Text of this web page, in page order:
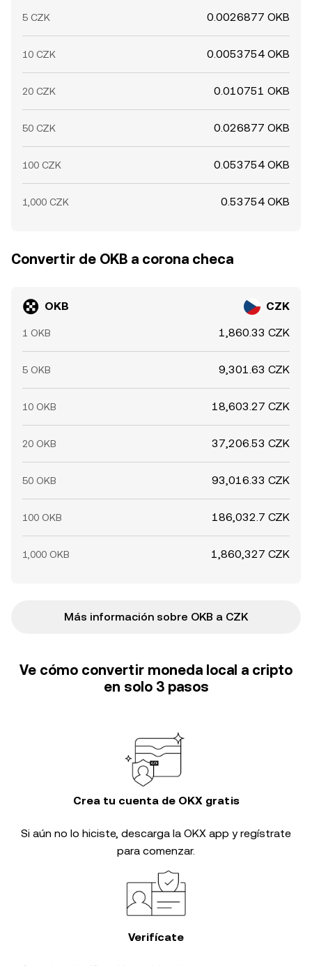
5 CZK 0.0026877 OKB
10 CZK 0.0053754 OKB
20 CZK 0.010751 OKB
50 CZK 0.026877 OKB
100 CZK 0.053754 OKB
1,000 CZK 0.53754 OKB
Convertir de OKB a corona checa
OKB CZK
1 OKB 1,860.33 CZK
5 OKB 9,301.63 CZK
10 OKB 18,603.27 CZK
20 OKB 37,206.53 CZK
50 OKB 93,016.33 CZK
100 OKB 186,032.7 CZK
1,000 OKB 1,860,327 CZK
Más información sobre OKB a CZK
Ve cómo convertir moneda local a cripto
en solo 3 pasos
Crea tu cuenta de OKX gratis
Si aún no lo hiciste, descarga la OKX app y regístrate
para comenzar.
Verifícate